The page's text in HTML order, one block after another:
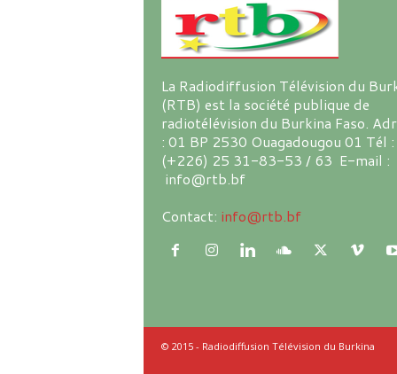
La Radiodiffusion Télévision du
(RTB) est la société publique de
radiotélévision du Burkina Faso.
: 01 BP 2530 Ouagadougou 01 Tél :
(+226) 25 31-83-53 / 63 E-mail :
info@rtb.bf
Contact: info@rtb.bf
© 2015 - Radiodiffusion Télévision du Burkina